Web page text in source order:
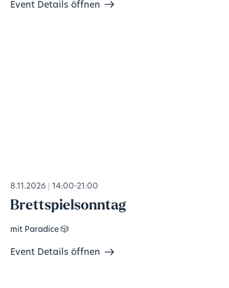
Event Details öffnen
8.11.2026 14:00-21:00
Brettspielsonntag
mit Paradice 🎲
Event Details öffnen